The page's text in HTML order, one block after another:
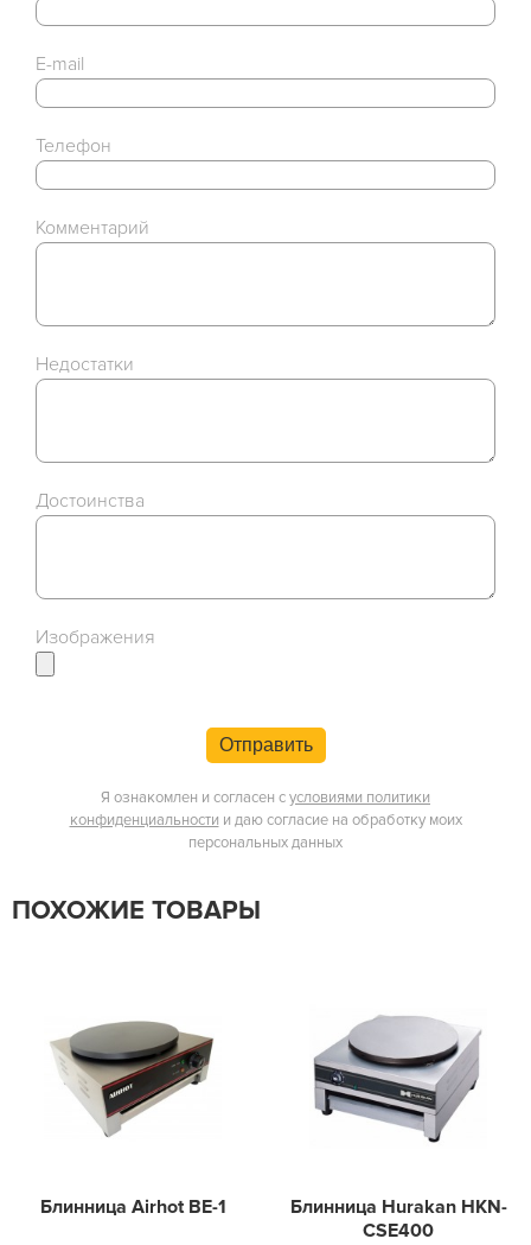
E-mail
Телефон
Комментарий
Недостатки
Достоинства
Изображения
Отправить
Я ознакомлен и согласен сусловиями политики
конфиденциальности и даю согласие на обработку моих
персональных данных
ПОХОЖИЕ ТОВАРЫ
Блинница Airhot BE-1
Блинница Hurakan HKN-
CSE400